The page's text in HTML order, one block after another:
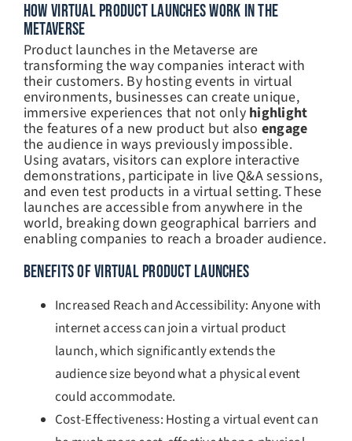
HOW VIRTUAL PRODUCT LAUNCHES WORK IN THE
METAVERSE
Product launches in the Metaverse are
transforming the way companies interact with
their customers. By hosting events in virtual
environments, businesses can create unique,
immersive experiences that not only highlight
the features of a new product but also engage
the audience in ways previously impossible.
Using avatars, visitors can explore interactive
demonstrations, participate in live Q&A sessions,
and even test products in a virtual setting. These
launches are accessible from anywhere in the
world, breaking down geographical barriers and
enabling companies to reach a broader audience.
BENEFITS OF VIRTUAL PRODUCT LAUNCHES
Increased Reach and Accessibility: Anyone with
internet access can join a virtual product
launch, which significantly extends the
audience size beyond what a physical event
could accommodate.
Cost-Effectiveness: Hosting a virtual event can